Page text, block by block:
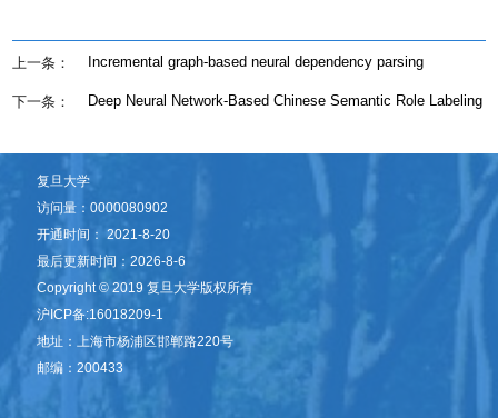
上一条： Incremental graph-based neural dependency parsing
下一条： Deep Neural Network-Based Chinese Semantic Role Labeling
复旦大学
访问量：0000080902
开通时间：2021-8-20
最后更新时间：2026-8-6
​Copyright © 2019 复旦大学版权所有
沪ICP备:16018209-1
地址：上海市杨浦区邯郸路220号
邮编：200433